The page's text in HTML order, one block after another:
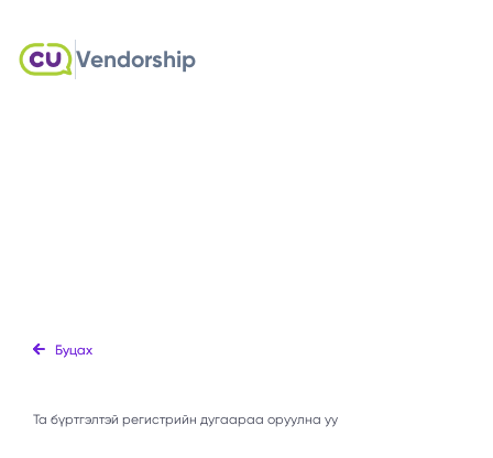
Vendorship
Буцах
Та бүртгэлтэй регистрийн дугаараа оруулна уу